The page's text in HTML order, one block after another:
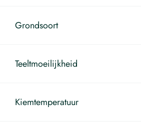
Grondsoort
Teeltmoeilijkheid
Kiemtemperatuur